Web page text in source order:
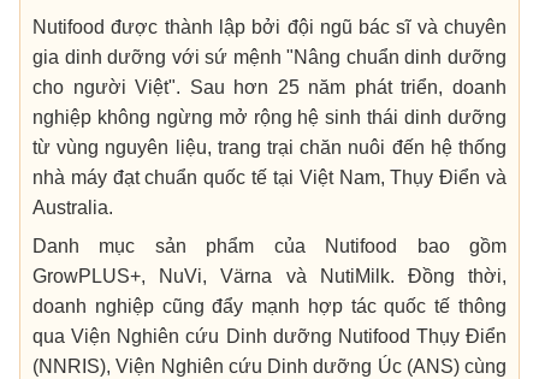
Nutifood được thành lập bởi đội ngũ bác sĩ và chuyên
gia dinh dưỡng với sứ mệnh "Nâng chuẩn dinh dưỡng
cho người Việt". Sau hơn 25 năm phát triển, doanh
nghiệp không ngừng mở rộng hệ sinh thái dinh dưỡng
từ vùng nguyên liệu, trang trại chăn nuôi đến hệ thống
nhà máy đạt chuẩn quốc tế tại Việt Nam, Thụy Điển và
Australia.
Danh mục sản phẩm của Nutifood bao gồm
GrowPLUS+, NuVi, Värna và NutiMilk. Đồng thời,
doanh nghiệp cũng đẩy mạnh hợp tác quốc tế thông
qua Viện Nghiên cứu Dinh dưỡng Nutifood Thụy Điển
(NNRIS), Viện Nghiên cứu Dinh dưỡng Úc (ANS) cùng